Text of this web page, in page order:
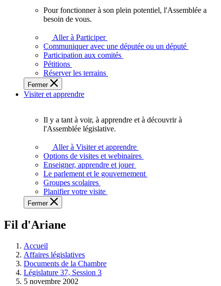
plein
potentiel,
l'Assemblée
a
besoin
de
Pour fonctionner à son plein potentiel, l'Assemblée a
besoin de vous.
Aller à Participer
Communiquer avec une députée ou un député
Participation aux comités
Pétitions
Réserver les terrains
Fermer
Visiter et apprendre
voir,
apprendre
et
à
à
législative.
Il y a tant à voir, à apprendre et à découvrir à
l'Assemblée législative.
Aller à Visiter et apprendre
Options de visites et webinaires
Enseigner, apprendre et jouer
Le parlement et le gouvernement
Groupes scolaires
Planifier votre visite
Fermer
Fil d'Ariane
Accueil
Affaires législatives
Documents de la Chambre
Législature 37, Session 3
5 novembre 2002